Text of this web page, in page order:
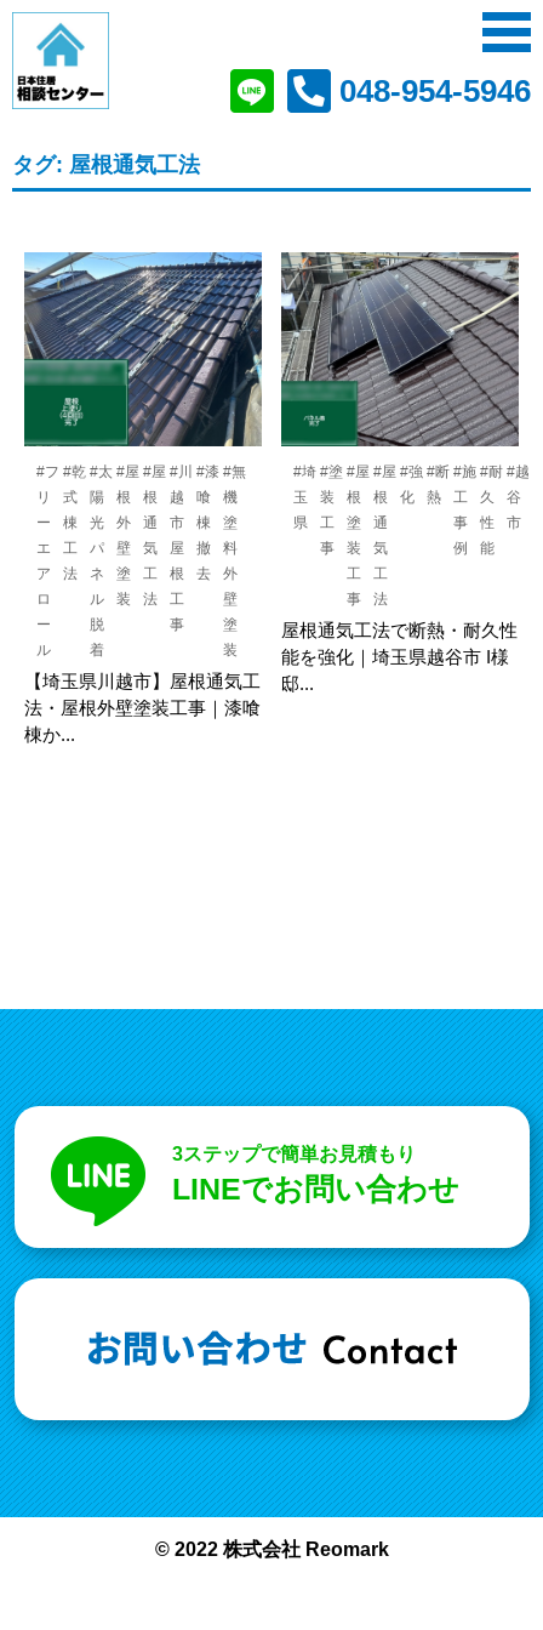
048-954-5946
タグ: 屋根通気工法
#フ
リ
ー
エ
ア
ロ
ー
ル
#乾
式
棟
工
法
#太
陽
光
パ
ネ
ル
脱
着
#屋
根
外
壁
塗
装
#屋
根
通
気
工
法
#川
越
市
屋
根
工
事
#漆
喰
棟
撤
去
#無
機
塗
料
外
壁
塗
装
【埼玉県川越市】屋根通気工
法・屋根外壁塗装工事｜漆喰
棟か...
#埼
玉
県
#塗
装
工
事
#屋
根
塗
装
工
事
#屋
根
通
気
工
法
#強
化
#断
熱
#施
工
事
例
#耐
久
性
能
#越
谷
市
屋根通気工法で断熱・耐久性
能を強化｜埼玉県越谷市 I様
邸...
3ステップで簡単お見積もり
LINEでお問い合わせ
© 2022 株式会社 Reomark